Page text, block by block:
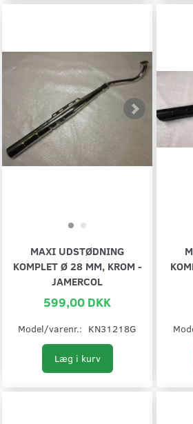
MAXI UDSTØDNING
KOMPLET Ø 28 MM, KROM -
JAMERCOL
599,00 DKK
Model/varenr.: KN31218G
Læg i kurv